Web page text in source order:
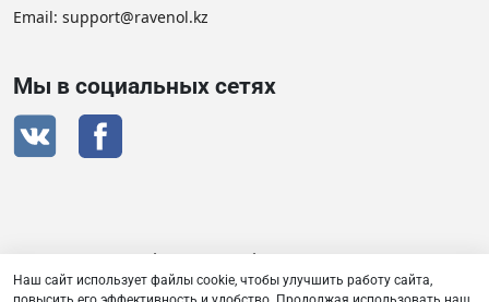
Email: support@ravenol.kz
Мы в социальных сетях
Сертификат дистрибьютора RAVENOL
Наш сайт использует файлы cookie, чтобы улучшить работу сайта,